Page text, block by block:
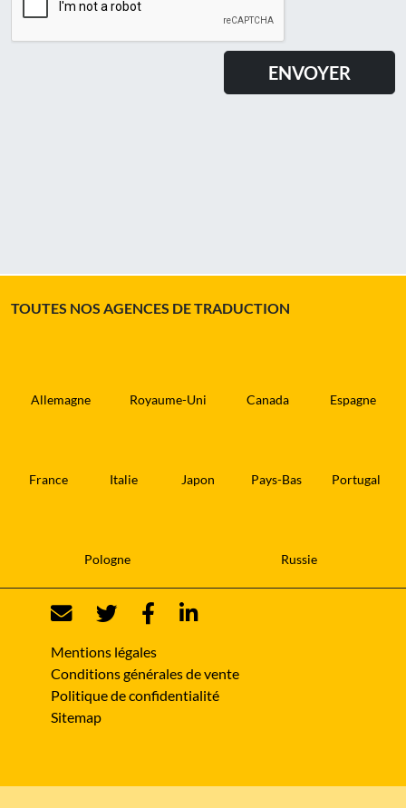
TOUTES NOS AGENCES DE TRADUCTION
Allemagne Royaume-Uni Canada Espagne
France Italie Japon Pays-Bas Portugal
Pologne Russie
Mentions légales
Conditions générales de vente
Politique de confidentialité
Sitemap